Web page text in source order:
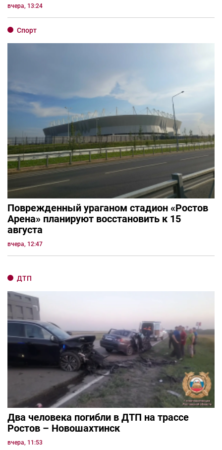
вчера, 13:24
Спорт
Поврежденный ураганом стадион «Ростов
Арена» планируют восстановить к 15
августа
вчера, 12:47
ДТП
Два человека погибли в ДТП на трассе
Ростов – Новошахтинск
вчера, 11:53